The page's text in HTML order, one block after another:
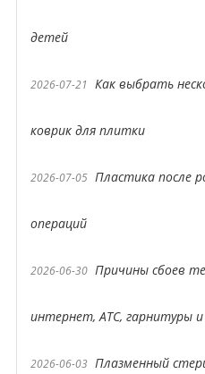
детей
2026-07-21 Как выбрать
коврик для плитки
2026-07-05 Пластика после
операций
2026-06-30 Причины сбоев
интернет, АТС, гарнитуры
2026-06-03 Плазменный